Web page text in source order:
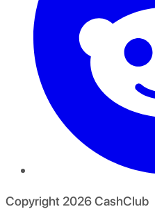
Copyright 2026CashClub